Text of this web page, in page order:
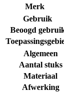
Merk
Gebruik
Beoogd
Algemeen
Aantal stuks
Materiaal
Afwerking